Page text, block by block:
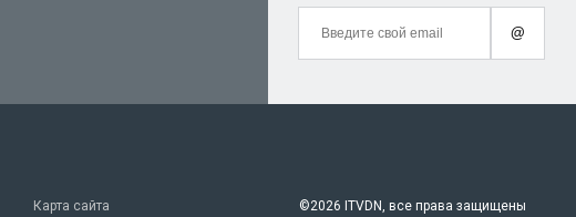
@
Карта сайта ©2026 ITVDN, все права защищены